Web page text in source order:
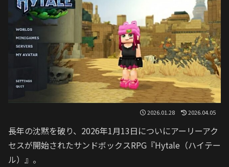
2026.01.28 2026.04.05
長年の沈黙を破り、2026年1月13日についにアーリーアク
セスが開始されたサンドボックスRPG『Hytale（ハイテー
ル）』。